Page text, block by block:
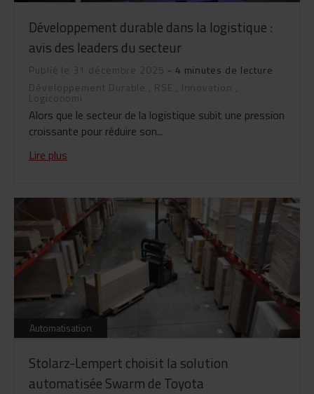
Développement durable dans la logistique :
avis des leaders du secteur
Publié le 31 décembre 2025 - 4 minutes de lecture
Développement Durable , RSE , Innovation ,
Logiconomi
Alors que le secteur de la logistique subit une pression
croissante pour réduire son...
Lire plus
Automatisation
Stolarz-Lempert choisit la solution
automatisée Swarm de Toyota